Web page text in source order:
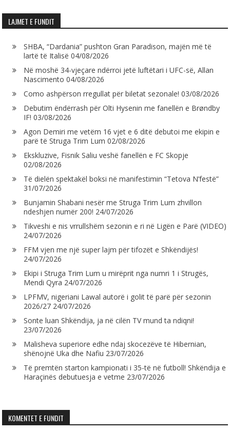
LAJMET E FUNDIT
SHBA, “Dardania” pushton Gran Paradison, majën më të
lartë të Italisë 04/08/2026
Në moshë 34-vjeçare ndërroi jetë luftëtari i UFC-së, Allan
Nascimento 04/08/2026
Como ashpërson rregullat për biletat sezonale! 03/08/2026
Debutim ëndërrash për Olti Hysenin me fanellën e Brøndby
IF! 03/08/2026
Agon Demiri me vetëm 16 vjet e 6 ditë debutoi me ekipin e
parë të Struga Trim Lum 02/08/2026
Ekskluzive, Fisnik Saliu veshë fanellën e FC Skopje
02/08/2026
Të dielën spektakël boksi në manifestimin “Tetova N’festë”
31/07/2026
Bunjamin Shabani nesër me Struga Trim Lum zhvillon
ndeshjen numër 200! 24/07/2026
Tikveshi e nis vrrullshëm sezonin e ri në Ligën e Parë (VIDEO)
24/07/2026
FFM vjen me një super lajm për tifozët e Shkëndijës!
24/07/2026
Ekipi i Struga Trim Lum u mirëprit nga numri 1 i Strugës,
Mendi Qyra 24/07/2026
LPFMV, nigeriani Lawal autorë i golit të parë për sezonin
2026/27 24/07/2026
Sonte luan Shkëndija, ja në cilën TV mund ta ndiqni!
23/07/2026
Malisheva superiore edhe ndaj skocezëve të Hibernian,
shënojnë Uka dhe Nafiu 23/07/2026
Të premtën starton kampionati i 35-të në futboll! Shkëndija e
Haraçinës debutuesja e vetme 23/07/2026
KOMENTET E FUNDIT